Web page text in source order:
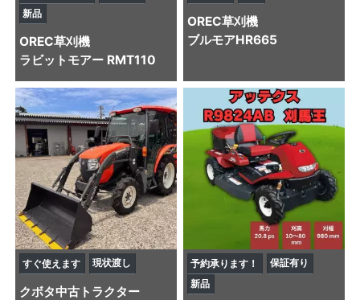
新品
OREC草刈機
ラビットモアー RMT110
OREC草刈機
ブルモアHR665
すぐ使えます 現状渡し
クボタ中古トラクター
予約承ります！
保証有り
新品